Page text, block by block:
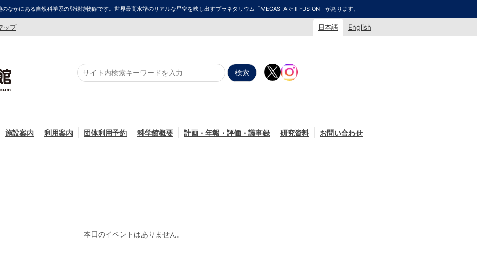
なかにある自然科学系の登録博物館です。世界最高水準のリアルな星空を映し出すプラネタリウム「MEGASTAR-Ⅲ FUSION」があります。
ップ 日本語 English
施設案内 利用案内 団体利用予約 科学館概要 計画・年報・評価・議事録 研究資料 お問い合わせ
本日のイベントはありません。